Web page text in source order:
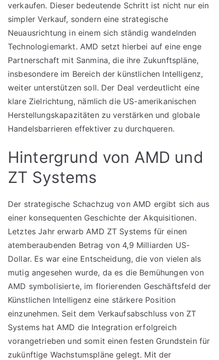
verkaufen. Dieser bedeutende Schritt ist nicht nur ein
simpler Verkauf, sondern eine strategische
Neuausrichtung in einem sich ständig wandelnden
Technologiemarkt. AMD setzt hierbei auf eine enge
Partnerschaft mit Sanmina, die ihre Zukunftspläne,
insbesondere im Bereich der künstlichen Intelligenz,
weiter unterstützen soll. Der Deal verdeutlicht eine
klare Zielrichtung, nämlich die US-amerikanischen
Herstellungskapazitäten zu verstärken und globale
Handelsbarrieren effektiver zu durchqueren.
Hintergrund von AMD und
ZT Systems
Der strategische Schachzug von AMD ergibt sich aus
einer konsequenten Geschichte der Akquisitionen.
Letztes Jahr erwarb AMD ZT Systems für einen
atemberaubenden Betrag von 4,9 Milliarden US-
Dollar. Es war eine Entscheidung, die von vielen als
mutig angesehen wurde, da es die Bemühungen von
AMD symbolisierte, im florierenden Geschäftsfeld der
Künstlichen Intelligenz eine stärkere Position
einzunehmen. Seit dem Verkaufsabschluss von ZT
Systems hat AMD die Integration erfolgreich
vorangetrieben und somit einen festen Grundstein für
zukünftige Wachstumspläne gelegt. Mit der